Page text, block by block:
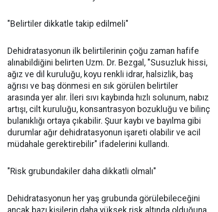
"Belirtiler dikkatle takip edilmeli"
Dehidratasyonun ilk belirtilerinin çoğu zaman hafife
alınabildiğini belirten Uzm. Dr. Bezgal, "Susuzluk hissi,
ağız ve dil kuruluğu, koyu renkli idrar, halsizlik, baş
ağrısı ve baş dönmesi en sık görülen belirtiler
arasında yer alır. İleri sıvı kaybında hızlı solunum, nabız
artışı, cilt kuruluğu, konsantrasyon bozukluğu ve bilinç
bulanıklığı ortaya çıkabilir. Şuur kaybı ve bayılma gibi
durumlar ağır dehidratasyonun işareti olabilir ve acil
müdahale gerektirebilir" ifadelerini kullandı.
"Risk grubundakiler daha dikkatli olmalı"
Dehidratasyonun her yaş grubunda görülebileceğini
ancak bazı kişilerin daha yüksek risk altında olduğuna